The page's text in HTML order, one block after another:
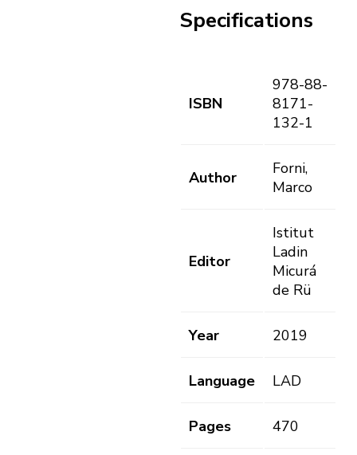
Specifications
ISBN
978-88-
8171-
132-1
Author
Forni,
Marco
Editor
Istitut
Ladin
Micurá
de Rü
Year 2019
Language LAD
Pages 470